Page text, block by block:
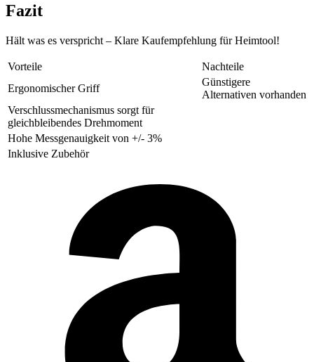
Fazit
Hält was es verspricht – Klare Kaufempfehlung für Heimtool!
Vorteile
Nachteile
Ergonomischer Griff
Günstigere
Alternativen vorhanden
Verschlussmechanismus sorgt für
gleichbleibendes Drehmoment
Hohe Messgenauigkeit von +/- 3%
Inklusive Zubehör